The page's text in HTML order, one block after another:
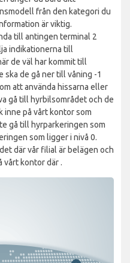
från den kategori du
är viktig.
till antingen terminal 2
indikationerna till
de väl har kommit till
ska de gå ner till våning -1
att använda hissarna eller
gå till hyrbilsområdet och de
inne på vårt kontor som
gå till hyrparkeringen som
som ligger i nivå 0.
där vår filial är belägen och
vårt kontor där .